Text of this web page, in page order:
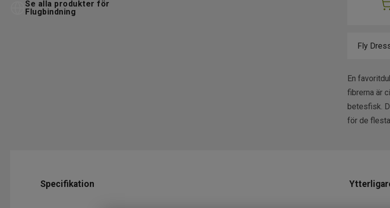
Se alla produkter för
Flugbindning
En
fibrerna är
betesfisk.
för de
Specifikation